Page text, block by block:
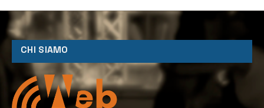
CHI SIAMO